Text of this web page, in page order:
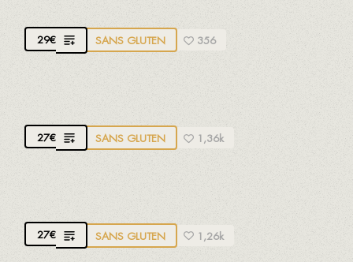
29€ SANS GLUTEN 356
27€ SANS GLUTEN 1,36k
SOLE GRILLÉE AVEC LÉGUMES
27€ SANS GLUTEN 1,26k